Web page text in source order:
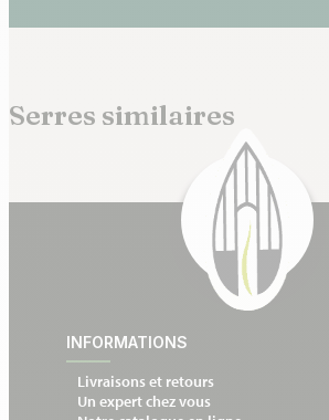
Serres similaires
INFORMATIONS
Livraisons et retours
Un expert chez vous